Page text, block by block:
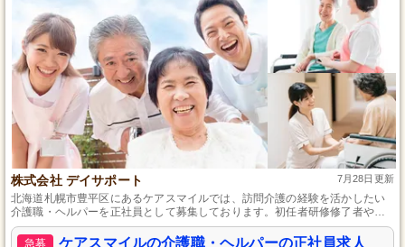
株式会社 デイサポート 7月28日更新
北海道札幌市豊平区にあるケアスマイルでは、訪問介護の経験を活かしたい
介護職・ヘルパーを正社員として募集しております。初任者研修修了者や特
養での施設介護経験者は特に大歓迎！豊かな自然に囲まれた環境で、利用者
様の笑顔を支えながら、安定した雇用とともに経験を積み重ねていきましょ
急募 ケアスマイルの介護職・ヘルパーの正社員求人